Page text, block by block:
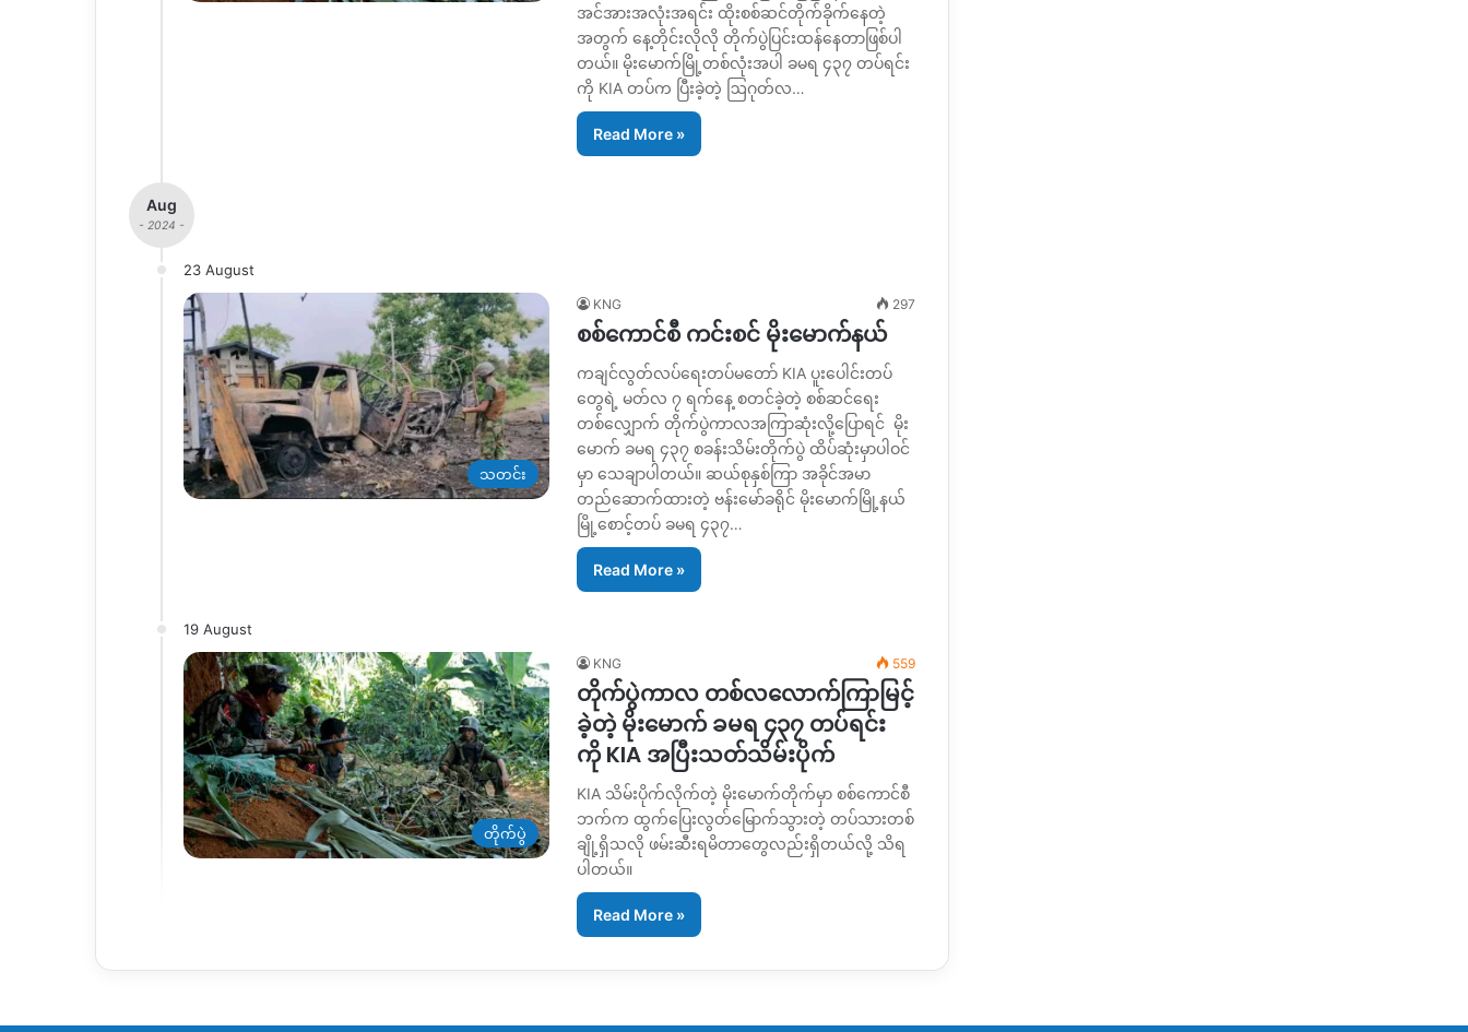
အင်အားအလုံးအရင်း ထိုးစစ်ဆင်တိုက်ခိုက်နေတဲ့
အတွက် နေ့တိုင်းလိုလို တိုက်ပွဲပြင်းထန်နေတာဖြစ်ပါ
တယ်။ မိုးမောက်မြို့တစ်လုံးအပါ ခမရ ၄၃၇ တပ်ရင်း
ကို KIA တပ်က ပြီးခဲ့တဲ့ ဩဂုတ်လ…
Read More »
Aug
- 2024 -
23 August
သတင်း
KNG 297
စစ်ကောင်စီ ကင်းစင် မိုးမောက်နယ်
ကချင်လွတ်လပ်ရေးတပ်မတော် KIA ပူးပေါင်းတပ်
တွေရဲ့ မတ်လ ၇ ရက်နေ့ စတင်ခဲ့တဲ့ စစ်ဆင်ရေး
တစ်လျှောက် တိုက်ပွဲကာလအကြာဆုံးလို့ပြောရင် မိုး
မောက် ခမရ ၄၃၇ စခန်းသိမ်းတိုက်ပွဲ ထိပ်ဆုံးမှာပါဝင်
မှာ သေချာပါတယ်။ ဆယ်စုနှစ်ကြာ အခိုင်အမာ
တည်ဆောက်ထားတဲ့ ဗန်းမော်ခရိုင် မိုးမောက်မြို့နယ်
မြို့စောင့်တပ် ခမရ ၄၃၇…
Read More »
19 August
တိုက်ပွဲ
KNG 559
တိုက်ပွဲကာလ တစ်လလောက်ကြာမြင့်
ခဲ့တဲ့ မိုးမောက် ခမရ ၄၃၇ တပ်ရင်း
ကို KIA အပြီးသတ်သိမ်းပိုက်
KIA သိမ်းပိုက်လိုက်တဲ့ မိုးမောက်တိုက်မှာ စစ်ကောင်စီ
ဘက်က ထွက်ပြေးလွတ်မြောက်သွားတဲ့ တပ်သားတစ်
ချို့ရှိသလို ဖမ်းဆီးရမိတာတွေလည်းရှိတယ်လို့ သိရ
ပါတယ်။
Read More »